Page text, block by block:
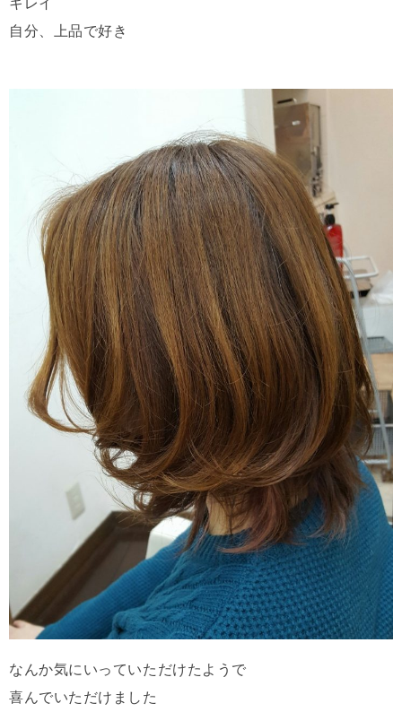
自分、上品で好き
なんか気にいっていただけたようで
喜んでいただけました